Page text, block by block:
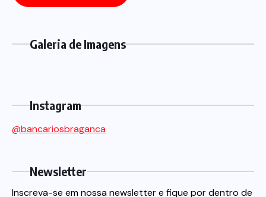
Galeria de Imagens
Instagram
@bancariosbraganca
Newsletter
Inscreva-se em nossa newsletter e fique por dentro de